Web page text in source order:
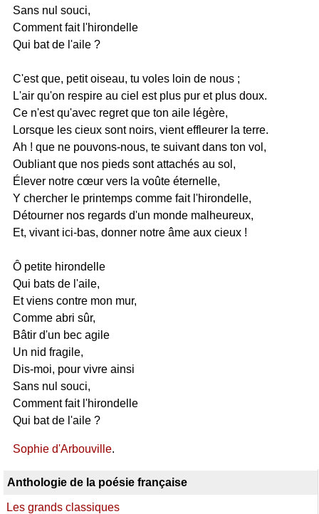
Sans nul souci,
Comment fait l'hirondelle
Qui bat de l'aile ?
C'est que, petit oiseau, tu voles loin de nous ;
L'air qu'on respire au ciel est plus pur et plus doux.
Ce n'est qu'avec regret que ton aile légère,
Lorsque les cieux sont noirs, vient effleurer la terre.
Ah ! que ne pouvons-nous, te suivant dans ton vol,
Oubliant que nos pieds sont attachés au sol,
Élever notre cœur vers la voûte éternelle,
Y chercher le printemps comme fait l'hirondelle,
Détourner nos regards d'un monde malheureux,
Et, vivant ici-bas, donner notre âme aux cieux !
Ô petite hirondelle
Qui bats de l'aile,
Et viens contre mon mur,
Comme abri sûr,
Bâtir d'un bec agile
Un nid fragile,
Dis-moi, pour vivre ainsi
Sans nul souci,
Comment fait l'hirondelle
Qui bat de l'aile ?
Sophie d'Arbouville.
Anthologie de la poésie française
Les grands classiques